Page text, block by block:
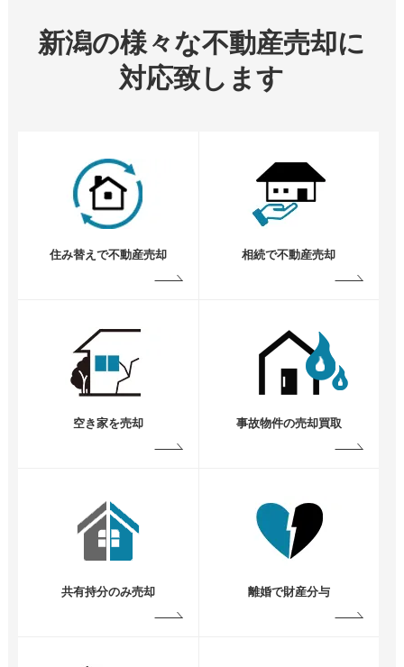
新潟の様々な不動産売却に
対応致します
住み替えで不動産売却 相続で不動産売却
空き家を売却 事故物件の売却買取
共有持分のみ売却 離婚で財産分与